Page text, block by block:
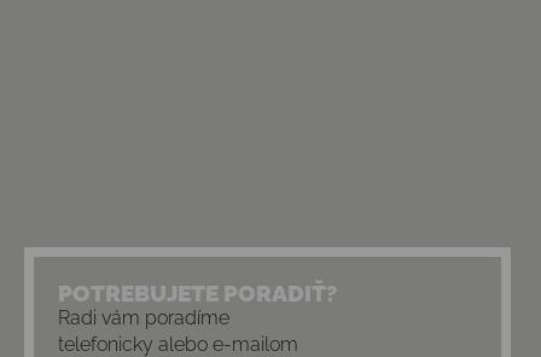
POTREBUJETE PORADIŤ?
Radi vám poradíme
telefonicky alebo e-mailom